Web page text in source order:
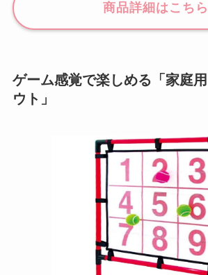
商品詳細はこちら
ゲーム感覚で楽しめる「家庭
ウト」